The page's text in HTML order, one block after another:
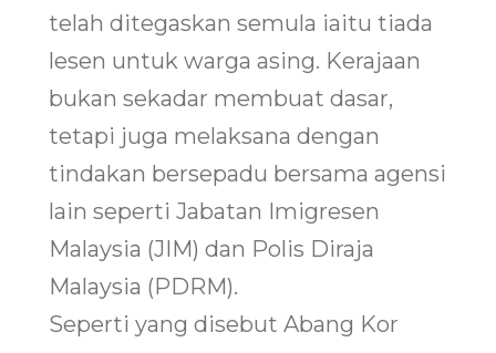
telah ditegaskan semula iaitu tiada
lesen untuk warga asing. Kerajaan
bukan sekadar membuat dasar,
tetapi juga melaksana dengan
tindakan bersepadu bersama agensi
lain seperti Jabatan Imigresen
Malaysia (JIM) dan Polis Diraja
Malaysia (PDRM).
Seperti yang disebut Abang Kor